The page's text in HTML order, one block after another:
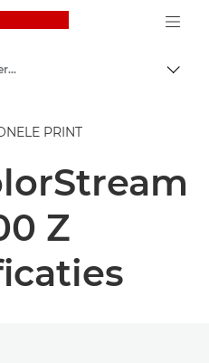
Canon Logo, back
Productieprinters en commerciële printers
PRINT
Z
breadcrumbs